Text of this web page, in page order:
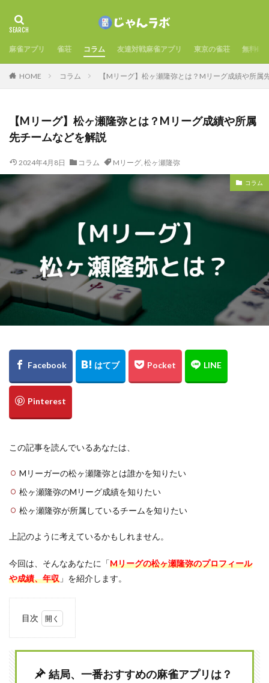
麻雀アプリ 雀荘 コラム 友達対戦麻雀アプリ 東京の雀荘 無料麻
HOME コラム 【Mリーグ】松ヶ瀬隆弥とは？Mリーグ成績や所属
【Mリーグ】松ヶ瀬隆弥とは？Mリーグ成績や所属
先チームなどを解説
2024年4月8日 コラム Mリーグ, 松ヶ瀬隆弥
コラム
この記事を読んでいるあなたは、
Mリーガーの松ヶ瀬隆弥とは誰かを知りたい
松ヶ瀬隆弥のMリーグ成績を知りたい
松ヶ瀬隆弥が所属しているチームを知りたい
上記のように考えているかもしれません。
今回は、そんなあなたに「Mリーグの松ヶ瀬隆弥のプロフィール
や成績、年収 」を紹介します。
目次
結局、一番おすすめの麻雀アプリは？